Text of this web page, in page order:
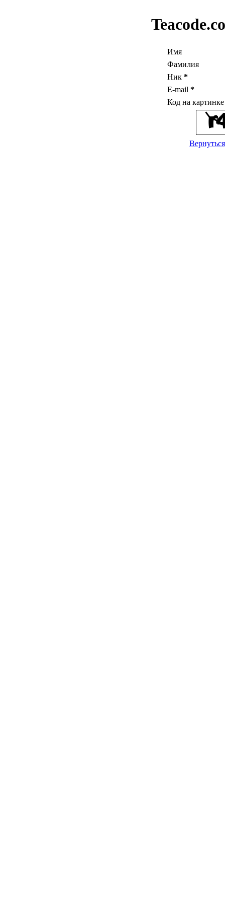
Имя
Фамилия
Ник *
E-mail *
Код на
Вернуться